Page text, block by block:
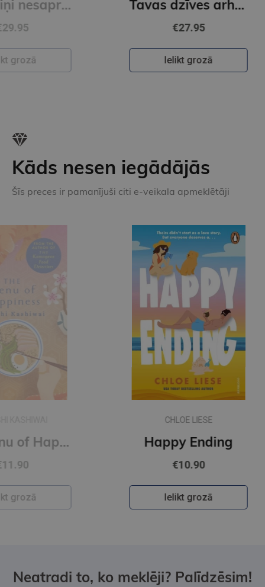
Kādēļ viņi nesaprot? Tavas dzīves arhitekts
Kāds nesen iegādājās
Šīs preces ir pamanījuši citi e-veikala apmeklētāji
The Menu of Happiness Happy Ending
Neatradi to, ko meklēji? Palīdzēsim!